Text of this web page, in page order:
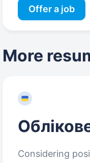
Offer a job
More
Considering